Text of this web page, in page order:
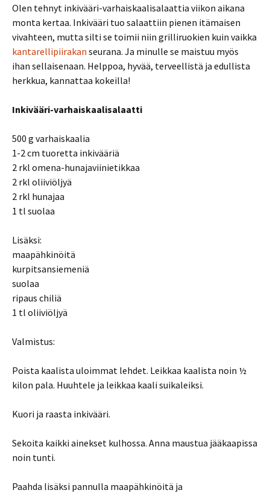
Olen tehnyt inkivääri-varhaiskaalisalaattia viikon aikana
monta kertaa. Inkivääri tuo salaattiin pienen itämaisen
vivahteen, mutta silti se toimii niin grilliruokien kuin vaikka
kantarellipiirakan seurana. Ja minulle se maistuu myös
ihan sellaisenaan. Helppoa, hyvää, terveellistä ja edullista
herkkua, kannattaa kokeilla!
Inkivääri-varhaiskaalisalaatti
500 g varhaiskaalia
1-2 cm tuoretta inkivääriä
2 rkl omena-hunajaviinietikkaa
2 rkl oliiviöljyä
2 rkl hunajaa
1 tl suolaa
Lisäksi:
maapähkinöitä
kurpitsansiemeniä
suolaa
ripaus chiliä
1 tl oliiviöljyä
Valmistus:
Poista kaalista uloimmat lehdet. Leikkaa kaalista noin ½
kilon pala. Huuhtele ja leikkaa kaali suikaleiksi.
Kuori ja raasta inkivääri.
Sekoita kaikki ainekset kulhossa. Anna maustua jääkaapissa
noin tunti.
Paahda lisäksi pannulla maapähkinöitä ja